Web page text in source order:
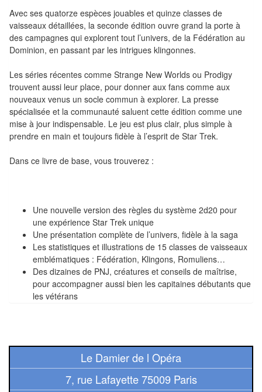
Ambiance
Coopératif
Gestion
Escape
Game
/
Enquête
Jeux
abstraits
Extensions
Casse-
têtes
Jeux
traditionnels
Avec ses quatorze espèces jouables et quinze classes de
vaisseaux détaillées, la seconde édition ouvre grand la porte à
des campagnes qui explorent tout l’univers, de la Fédération au
Dominion, en passant par les intrigues klingonnes.
Les séries récentes comme Strange New Worlds ou Prodigy
trouvent aussi leur place, pour donner aux fans comme aux
nouveaux venus un socle commun à explorer. La presse
spécialisée et la communauté saluent cette édition comme une
mise à jour indispensable. Le jeu est plus clair, plus simple à
prendre en main et toujours fidèle à l’esprit de Star Trek.
Dans ce livre de base, vous trouverez :
Une nouvelle version des règles du système 2d20 pour
une expérience Star Trek unique
Une présentation complète de l’univers, fidèle à la saga
Les statistiques et illustrations de 15 classes de vaisseaux
emblématiques : Fédération, Klingons, Romuliens…
Des dizaines de PNJ, créatures et conseils de maîtrise,
pour accompagner aussi bien les capitaines débutants que
les vétérans
Le Damier de l Opéra
7, rue Lafayette 75009 Paris